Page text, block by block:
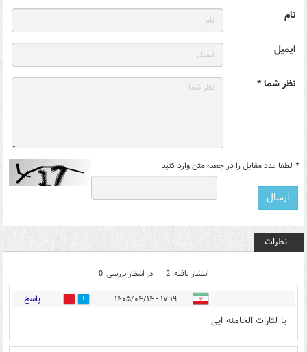
نام
ایمیل
نظر شما *
* لطفا عدد مقابل را در جعبه متن وارد کنید
نظرات
انتشار یافته: 2 در انتظار بررسی: 0
۱۷:۱۹ - ۱۴۰۵/۰۴/۱۴ 1 پاسخ
یا لثارات الخامنه ایی